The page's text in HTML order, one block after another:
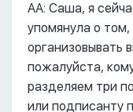
АА: Саша, я
упомянула о
организовывать
пожалуйста,
разделяем три
или подписанту